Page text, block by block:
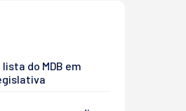
do MDB em